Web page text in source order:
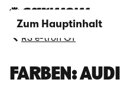
Zum Hauptinhalt
RS e-tron GT
FARBEN: